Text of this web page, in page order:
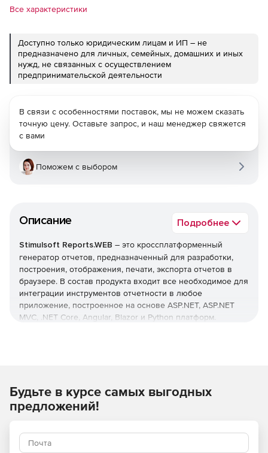
Все характеристики
Доступно только юридическим лицам и ИП – не
предназначено для личных, семейных, домашних и иных
нужд, не связанных с осуществлением
предпринимательской деятельности
Описание Подробнее
Stimulsoft Reports.WEB – это кроссплатформенный
генератор отчетов, предназначенный для разработки,
построения, отображения, печати, экспорта отчетов в
браузере. В состав продукта входит все необходимое для
интеграции инструментов отчетности в любое
приложение, построенное на основе ASP.NET, ASP.NET
MVC, .NET Core, Angular, Blazor и Python платформ.
серверной технологии, что предъявляет низкие
требования к рабочему компьютеру конечного
пользователя. На стороне клиента используется только
хорошо и быстро на любой системе и устройстве.
В связи с особенностями поставок, мы не можем сказать
точную цену. Оставьте запрос, и наш менеджер свяжется
с вами
Поможем с выбором
Будьте в курсе самых выгодных
предложений!